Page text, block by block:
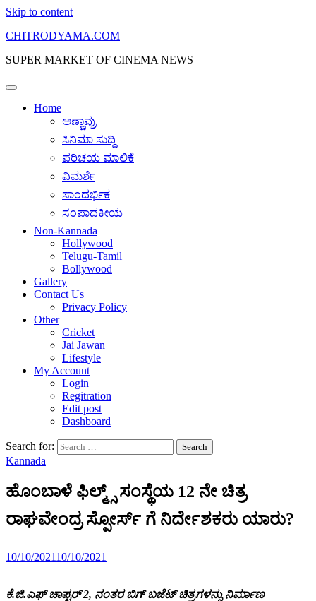
Skip to content
CHITRODYAMA.COM
SUPER MARKET OF CINEMA NEWS
Home
ಅಣ್ಣಾವ್ರು
ಸಿನಿಮಾ ಸುದ್ದಿ
ಪರಿಚಯ ಮಾಲಿಕೆ
ವಿಮರ್ಶೆ
ಸಾಂದರ್ಭಿಕ
ಸಂಪಾದಕೀಯ
Non-Kannada
Hollywood
Telugu-Tamil
Bollywood
Gallery
Contact Us
Privacy Policy
Other
Cricket
Jai Jawan
Lifestyle
My Account
Login
Regitration
Edit post
Dashboard
Search for:
Kannada
ಹೊಂಬಾಳೆ ಫಿಲ್ಮ್ಸ್ ಸಂಸ್ಥೆಯ 12 ನೇ ಚಿತ್ರ
ರಾಘವೇಂದ್ರ ಸ್ಪೋರ್ಸ್ ಗೆ ನಿರ್ದೇಶಕರು ಯಾರು?
10/10/202110/10/2021
ಕೆ.ಜಿ.ಎಫ್ ಚಾಪ್ಟರ್ 2, ನಂತರ ಬಿಗ್ ಬಜೆಟ್ ಚಿತ್ರಗಳನ್ನು ನಿರ್ಮಾಣ